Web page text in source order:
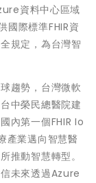
資料中心區域
際標準FHIR資
規定，為台灣智
趨勢，台灣微軟
中榮民總醫院建
內第一個FHIR Io
產業邁向智慧醫
推動智慧轉型。
未來透過Azure